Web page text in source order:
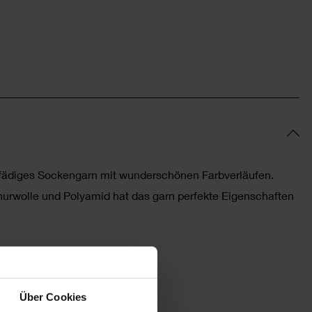
Über Cookies
Sockengarn mit wunderschönen Farbverläufen.
und Polyamid hat das garn perfekte Eigenschaften